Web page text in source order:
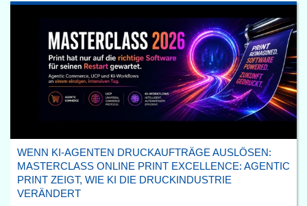
WENN KI-AGENTEN DRUCKAUFTRÄGE AUSLÖSEN:
MASTERCLASS ONLINE PRINT EXCELLENCE: AGENTIC
PRINT ZEIGT, WIE KI DIE DRUCKINDUSTRIE
VERÄNDERT